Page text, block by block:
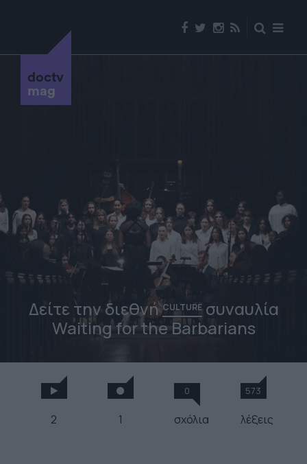
doctv
mag
Δείτε την διεθνήCULTUREσυναυλία
Waiting for the Barbarians
2 1
0
σχόλια
573
λέξεις